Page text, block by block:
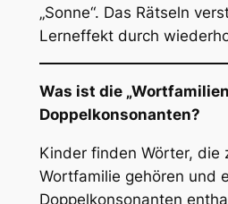
„Sonne“. Das Rätseln
Lerneffekt durch
Was ist die
Doppelkonsonanten?
Kinder finden Wörter, die
Wortfamilie gehören und
Doppelkonsonanten